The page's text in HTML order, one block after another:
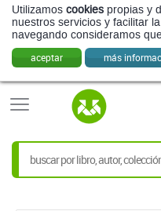
Utilizamos cookies propias y
nuestros servicios y facilitar
navegando consideramos
aceptar más